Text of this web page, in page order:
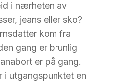
i nærheten av
jeans eller sko?
kom fra
gang er brunlig
er på gang.
i utgangspunktet en